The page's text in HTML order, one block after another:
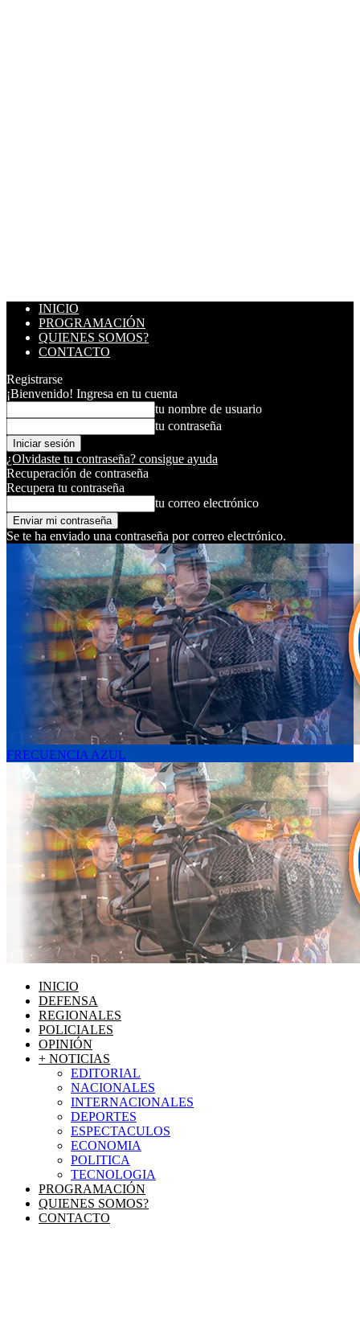
INICIO
PROGRAMACIÓN
QUIENES SOMOS?
CONTACTO
Registrarse
¡Bienvenido! Ingresa en tu cuenta
tu nombre de usuario
tu contraseña
¿Olvidaste tu contraseña? consigue ayuda
Recuperación de contraseña
Recupera tu contraseña
tu correo electrónico
Se te ha enviado una contraseña por correo electrónico.
FRECUENCIA AZUL
INICIO
DEFENSA
REGIONALES
POLICIALES
OPINIÓN
+ NOTICIAS
EDITORIAL
NACIONALES
INTERNACIONALES
DEPORTES
ESPECTACULOS
ECONOMIA
POLITICA
TECNOLOGIA
PROGRAMACIÓN
QUIENES SOMOS?
CONTACTO